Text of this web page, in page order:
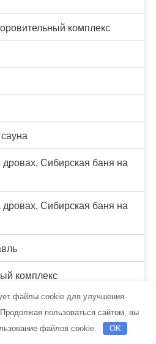
комплекс
Сибирская баня на
Сибирская баня на
комплекс
файлы cookie для улучшения
пользоваться сайтом, вы
файлов cookie.
OK